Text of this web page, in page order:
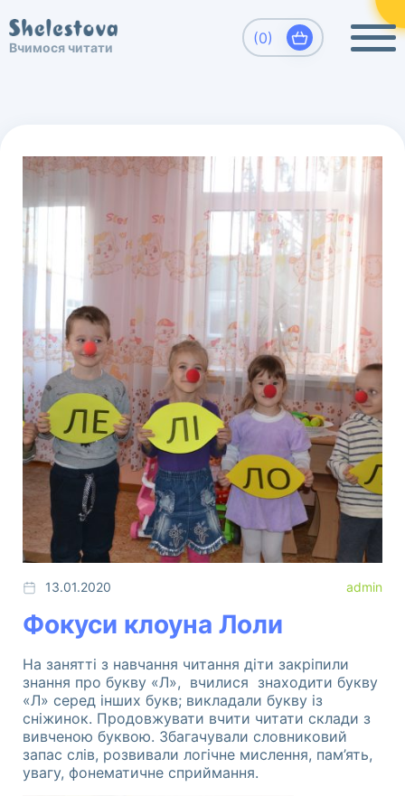
Вчимося читати
(0)
13.01.2020 admin
Фокуси клоуна Лоли
На занятті з навчання читання діти закріпили
знання про букву «Л», вчилися знаходити букву
«Л» серед інших букв; викладали букву із
сніжинок. Продовжувати вчити читати склади з
вивченою буквою. Збагачували словниковий
запас слів, розвивали логічне мислення, пам’ять,
увагу, фонематичне сприймання.
Виберіть, який напрямок Вас цікавить ×
Розвиток дитини. Шелестова Людмила
Комплект "Світ у картинах художників" -
унікальний посібник для розвитку творчих
здібностей дітвори віком від 4 до-7 років.